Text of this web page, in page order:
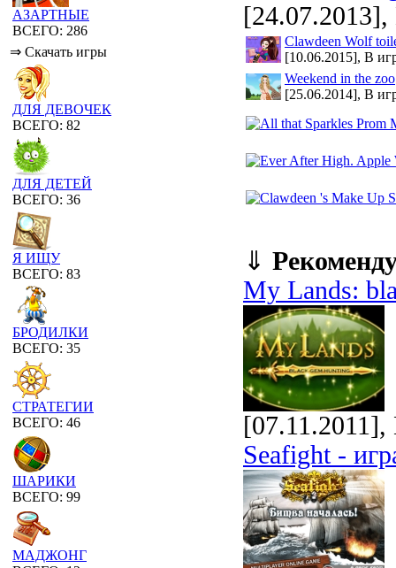
АЗАРТНЫЕ
ВСЕГО: 286
⇒ Скачать игры
ДЛЯ ДЕВОЧЕК
ВСЕГО: 82
ДЛЯ ДЕТЕЙ
ВСЕГО: 36
Я ИЩУ
ВСЕГО: 83
БРОДИЛКИ
ВСЕГО: 35
СТРАТЕГИИ
ВСЕГО: 46
ШАРИКИ
ВСЕГО: 99
МАДЖОНГ
[24.07.2013],
Clawdeen Wolf
[10.06.2015], В
Weekend in the zoo
[25.06.2014], В
⇓
My Lands:
[07.11.2011],
Seafight -